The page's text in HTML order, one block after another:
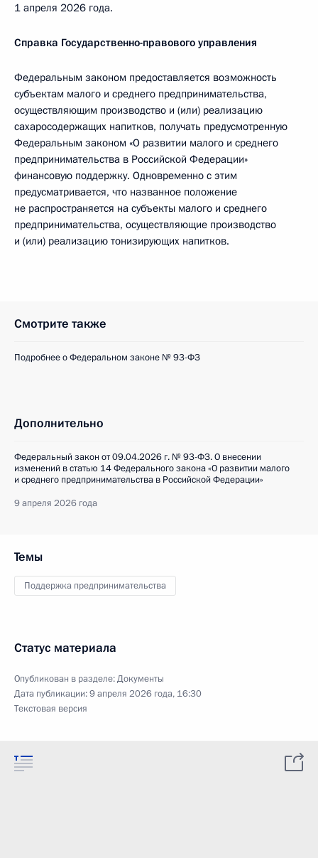
1 апреля 2026 года.
Справка Государственно-правового управления
Федеральным законом предоставляется возможность
субъектам малого и среднего предпринимательства,
осуществляющим производство и (или) реализацию
сахаросодержащих напитков, получать предусмотренную
Федеральным законом «О развитии малого и среднего
предпринимательства в Российской Федерации»
финансовую поддержку. Одновременно с этим
предусматривается, что названное положение
не распространяется на субъекты малого и среднего
предпринимательства, осуществляющие производство
и (или) реализацию тонизирующих напитков.
Смотрите также
Подробнее о Федеральном законе № 93-ФЗ
Дополнительно
Федеральный закон от 09.04.2026 г. № 93-ФЗ. О внесении
изменений в статью 14 Федерального закона «О развитии малого
и среднего предпринимательства в Российской Федерации»
9 апреля 2026 года
Темы
Поддержка предпринимательства
Статус материала
Опубликован в разделе:Документы
Дата публикации:9 апреля 2026 года, 16:30
Текстовая версия